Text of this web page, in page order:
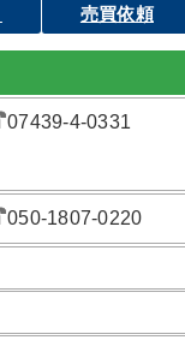
売買依頼
07439-4-0331
050-1807-0220